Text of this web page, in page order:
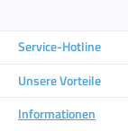
Service-Hotline
Unsere Vorteile
Informationen